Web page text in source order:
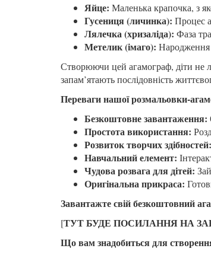
Яйце: Маленька крапочка, з
Гусениця (личинка): Процес
Лялечка (хризаліда): Фаза
Метелик (імаго): Народження
Створюючи цей агамограф, діти не
запам’ятають послідовність
Переваги нашої розмальовки-
Безкоштовне завантаження:
Простота використання:
Розвиток творчих здібностей:
Навчальний елемент:
Чудова розвага для дітей:
Оригінальна прикраса:
Завантажте свій безкоштовний
[ТУТ БУДЕ ПОСИЛАННЯ НА
Що вам знадобиться для